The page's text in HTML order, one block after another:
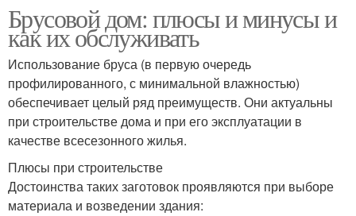
Брусовой дом: плюсы и минусы и
как их обслуживать
Использование бруса (в первую очередь
профилированного, с минимальной влажностью)
обеспечивает целый ряд преимуществ. Они актуальны
при строительстве дома и при его эксплуатации в
качестве всесезонного жилья.
Плюсы при строительстве
Достоинства таких заготовок проявляются при выборе
материала и возведении здания: